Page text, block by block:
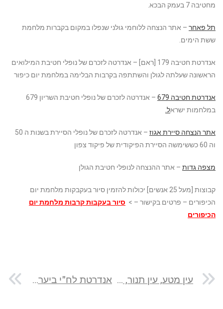
מחטיבה 7 בעמק הבכא.
תל פאחר – אתר הנצחה ללוחמי גולני שנפלו במקום בקברות מלחמת
ששת הימים.
אנדרטת חטיבה 179 [ראם] – אנדרטה לזכרם של נופלי חטיבת המילואים
הראשונה שעלתה לגולן והשתתפה בקרבות הבלימה במלחמת יום כיפור
אנדרטת חטיבה 679
– אנדרטה לזכרם של נופלי חטיבת השריון 679
במלחמות ישראל.
אתר הנצחה סיירת אגוז
– אנדרטה לזכרם של נופלי הסיירת בשנות ה 50
וה 60 כששימשה הסיירת הפיקודית של פיקוד צפון
מצפה גדות – אתר ההנצחה לנופלי חטיבת הגולן
קבוצות [מעל 25 אנשים] יכולות להזמין סיור בעקבקות מלחמת יום
הכיפורים – פרטים בקישור – > סיור בעקבות קרבות מלחמת יום
הכיפורים
עין מטע, עין תנור, חורבת חנות ושביל הקיסר אנדרטת לח"י ביער לח"י